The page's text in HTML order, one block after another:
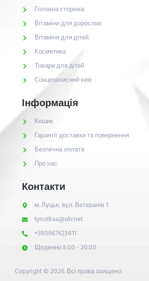
Головна сторінка
Вітаміни для дорослих
Вітаміни для дітей
Косметика
Товари для дітей
Сонцезахисний кем
Інформація
Кошик
Гарантії доставки та повернення
Безпечна оплата
Про нас
Контакти
м. Луцьк, вул. Ветеранів 1
tyrustkaa@ukr.net
+380667623411
Щоденно 8.00 - 20.00
Copyright © 2026. Всі права зхищено.